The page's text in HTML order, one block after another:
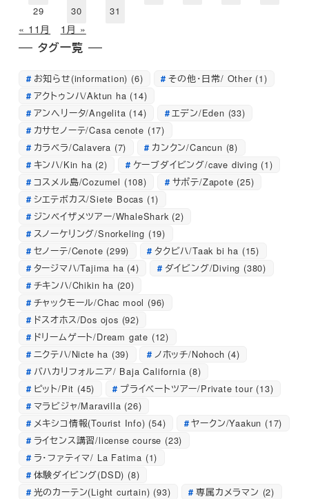
29
30 31
« 11月 1月 »
タグ一覧
お知らせ(information) (6) その他・日常/ Other (1)
アクトゥンハ/Aktun ha (14)
アンへリータ/Angelita (14) エデン/Eden (33)
カサセノーテ/Casa cenote (17)
カラベラ/Calavera (7) カンクン/Cancun (8)
キンハ/Kin ha (2) ケーブダイビング/cave diving (1)
コスメル島/Cozumel (108) サポテ/Zapote (25)
シエテボカス/Siete Bocas (1)
ジンベイザメツアー/WhaleShark(2)
スノーケリング/Snorkeling (19)
セノーテ/Cenote (299) タクビハ/Taak bi ha (15)
タージマハ/Tajima ha (4) ダイビング/Diving (380)
チキンハ/Chikin ha (20)
チャックモール/Chac mool (96)
ドスオホス/Dos ojos (92)
ドリームゲート/Dream gate (12)
ニクテハ/Nicte ha (39) ノホッチ/Nohoch (4)
バハカリフォルニア/ Baja California (8)
ピット/Pit (45) プライベートツアー/Private tour (13)
マラビジャ/Maravilla (26)
メキシコ情報(Tourist Info) (54) ヤークン/Yaakun (17)
ライセンス講習/license course (23)
ラ・ファティマ/ La Fatima (1)
体験ダイビング(DSD) (8)
光のカーテン(Light curtain) (93) 専属カメラマン (2)